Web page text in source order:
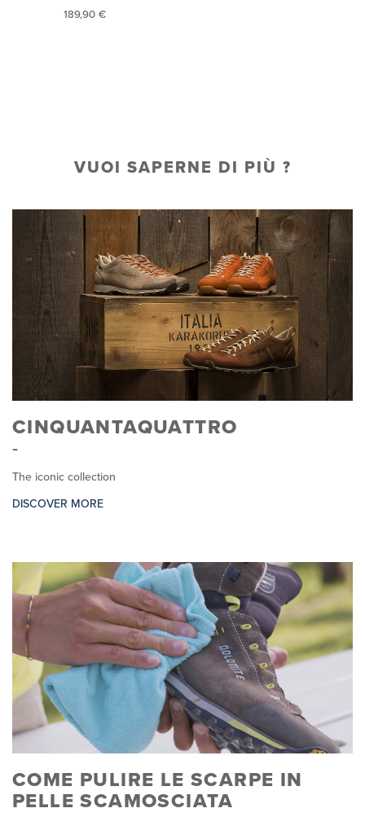
189,90 €
VUOI SAPERNE DI PIÙ ?
CINQUANTAQUATTRO
The iconic collection
DISCOVER MORE
COME PULIRE LE SCARPE IN
PELLE SCAMOSCIATA